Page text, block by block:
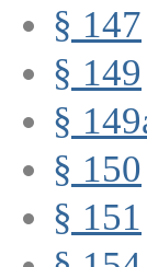
§ 147
§ 149
§
§ 150
§ 151